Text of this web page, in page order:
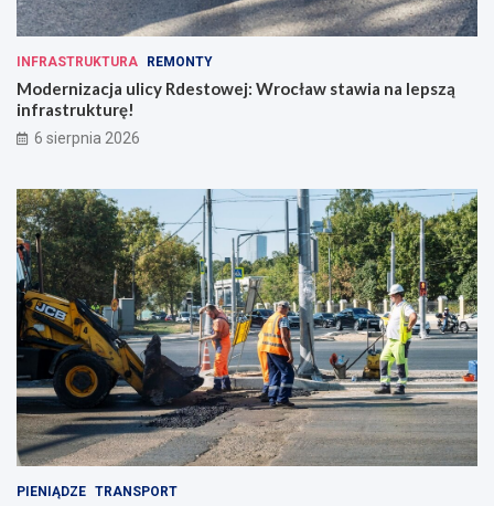
INFRASTRUKTURA REMONTY
Modernizacja ulicy Rdestowej: Wrocław stawia na lepszą
infrastrukturę!
6 sierpnia 2026
PIENIĄDZE TRANSPORT